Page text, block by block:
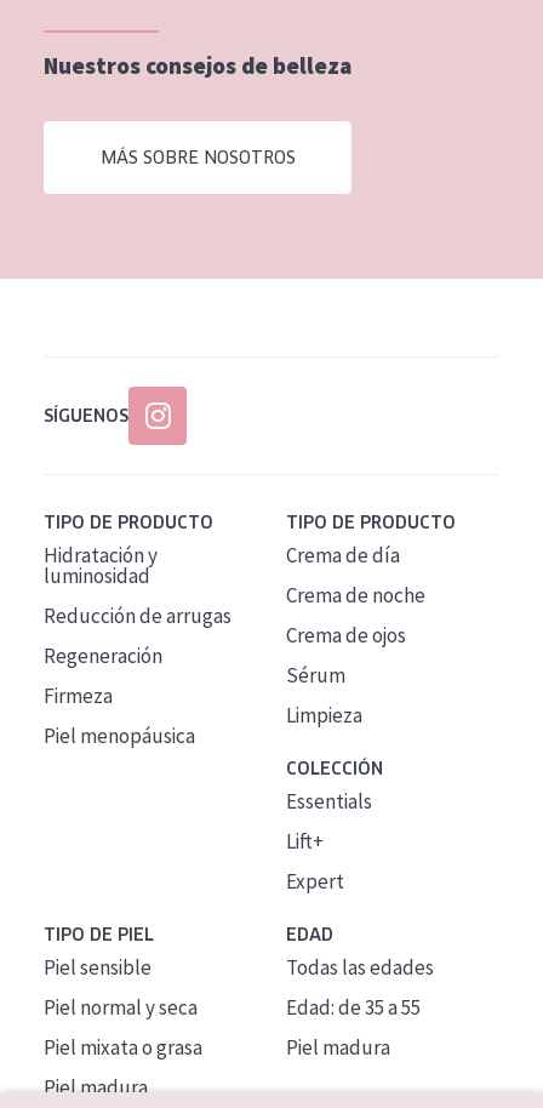
Edad: de 35 a 55
Piel madura
Nuestros consejos de belleza
MÁS SOBRE NOSOTROS
SÍGUENOS
TIPO DE PRODUCTO
Hidratación y
luminosidad
Reducción de arrugas
Regeneración
Firmeza
Piel menopáusica
TIPO DE PRODUCTO
Crema de día
Crema de noche
Crema de ojos
Sérum
Limpieza
COLECCIÓN
Essentials
Lift+
Expert
TIPO DE PIEL
Piel sensible
Piel normal y seca
Piel mixata o grasa
Piel madura
EDAD
Todas las edades
Edad: de 35 a 55
Piel madura